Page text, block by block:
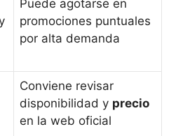
Puede agotarse en
promociones puntuales
por alta demanda
Conviene revisar
disponibilidad y precio
en la web oficial